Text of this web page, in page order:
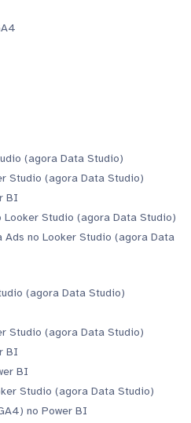
(agora Data Studio)
Studio (agora Data Studio)
BI
Looker Studio (agora Data Studio)
Ads no Looker Studio (agora Data
(agora Data Studio)
Studio (agora Data Studio)
BI
BI
Studio (agora Data Studio)
no Power BI